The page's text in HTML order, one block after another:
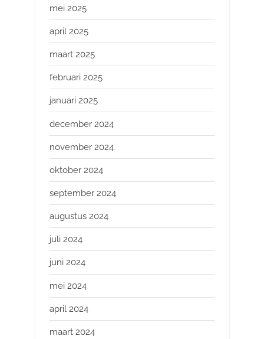
mei 2025
april 2025
maart 2025
februari 2025
januari 2025
december 2024
november 2024
oktober 2024
september 2024
augustus 2024
juli 2024
juni 2024
mei 2024
april 2024
maart 2024